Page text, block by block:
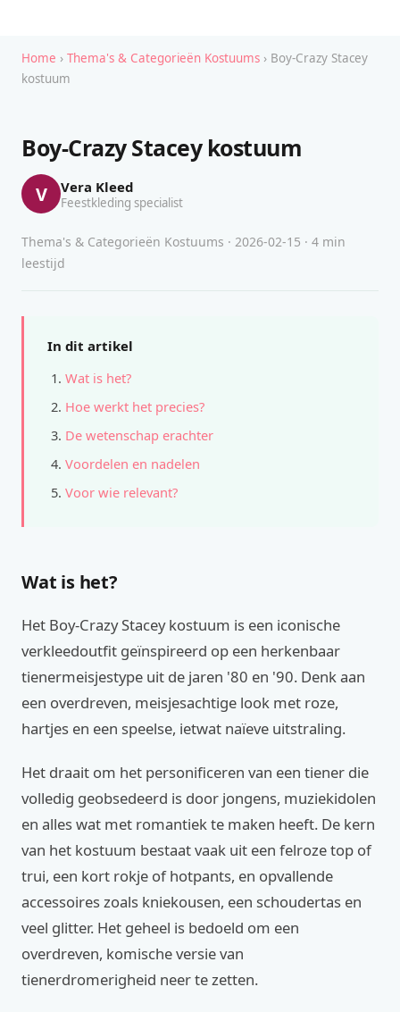
Home › Thema's & Categorieën Kostuums › Boy-Crazy Stacey
kostuum
Boy-Crazy Stacey kostuum
V Vera Kleed
Feestkleding specialist
Thema's & Categorieën Kostuums · 2026-02-15 · 4 min
leestijd
In dit artikel
Wat is het?
Hoe werkt het precies?
De wetenschap erachter
Voordelen en nadelen
Voor wie relevant?
Wat is het?
Het Boy-Crazy Stacey kostuum is een iconische
verkleedoutfit geïnspireerd op een herkenbaar
tienermeisjestype uit de jaren '80 en '90. Denk aan
een overdreven, meisjesachtige look met roze,
hartjes en een speelse, ietwat naïeve uitstraling.
Het draait om het personificeren van een tiener die
volledig geobsedeerd is door jongens, muziekidolen
en alles wat met romantiek te maken heeft. De kern
van het kostuum bestaat vaak uit een felroze top of
trui, een kort rokje of hotpants, en opvallende
accessoires zoals kniekousen, een schoudertas en
veel glitter. Het geheel is bedoeld om een
overdreven, komische versie van
tienerdromerigheid neer te zetten.